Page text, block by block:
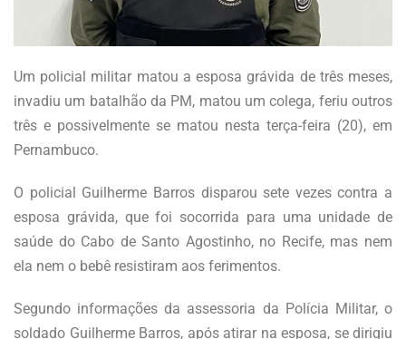
Um policial militar matou a esposa grávida de três meses,
invadiu um batalhão da PM, matou um colega, feriu outros
três e possivelmente se matou nesta terça-feira (20), em
Pernambuco.
O policial Guilherme Barros disparou sete vezes contra a
esposa grávida, que foi socorrida para uma unidade de
saúde do Cabo de Santo Agostinho, no Recife, mas nem
ela nem o bebê resistiram aos ferimentos.
Segundo informações da assessoria da Polícia Militar, o
soldado Guilherme Barros, após atirar na esposa, se dirigiu